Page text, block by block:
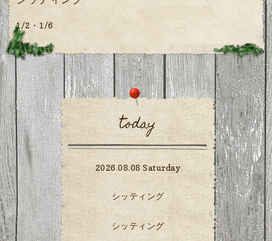
1/2・1/6
today
2026.08.08 Saturday
シッティング
シッティング